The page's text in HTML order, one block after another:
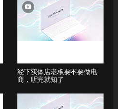
经下实体店老板要不要做电
商，听完就知了